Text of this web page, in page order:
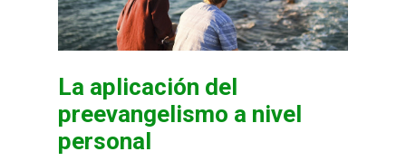
La aplicación del
preevangelismo a nivel
personal